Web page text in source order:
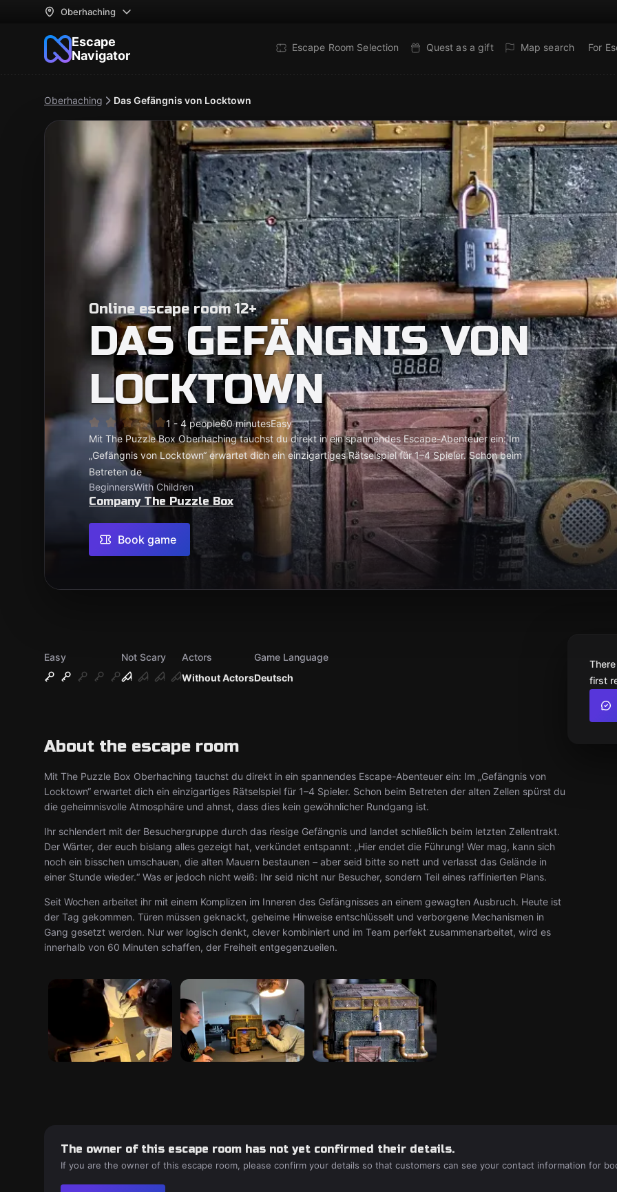
Oberhaching
Escape
Navigator
Escape Room Selection Quest as a gift Map search For
Oberhaching Das Gefängnis von Locktown
Online escape room 12+
DAS GEFÄNGNIS VON
LOCKTOWN
1 - 4 people60 minutesEasy
Mit The Puzzle Box Oberhaching tauchst du direkt in ein spannendes Escape-Abenteuer ein: Im
„Gefängnis von Locktown“ erwartet dich ein einzigartiges Rätselspiel für 1–4 Spieler. Schon beim
Betreten de
BeginnersWith Children
Company The Puzzle Box
Book game
Easy
Not Scary
Without Actors
Actors
Deutsch
Game Language
About the escape room
Mit The Puzzle Box Oberhaching tauchst du direkt in ein spannendes Escape-Abenteuer ein: Im „Gefängnis von
Locktown“ erwartet dich ein einzigartiges Rätselspiel für 1–4 Spieler. Schon beim Betreten der alten Zellen spürst du
die geheimnisvolle Atmosphäre und ahnst, dass dies kein gewöhnlicher Rundgang ist.
Ihr schlendert mit der Besuchergruppe durch das riesige Gefängnis und landet schließlich beim letzten Zellentrakt.
Der Wärter, der euch bislang alles gezeigt hat, verkündet entspannt: „Hier endet die Führung! Wer mag, kann sich
noch ein bisschen umschauen, die alten Mauern bestaunen – aber seid bitte so nett und verlasst das Gelände in
einer Stunde wieder.“ Was er jedoch nicht weiß: Ihr seid nicht nur Besucher, sondern Teil eines raffinierten Plans.
Seit Wochen arbeitet ihr mit einem Komplizen im Inneren des Gefängnisses an einem gewagten Ausbruch. Heute ist
der Tag gekommen. Türen müssen geknackt, geheime Hinweise entschlüsselt und verborgene Mechanismen in
Gang gesetzt werden. Nur wer logisch denkt, clever kombiniert und im Team perfekt zusammenarbeitet, wird es
innerhalb von 60 Minuten schaffen, der Freiheit entgegenzueilen.
first
The owner of this escape room has not yet confirmed their details.
If you are the owner of this escape room, please confirm your details so that customers can see your contact information for